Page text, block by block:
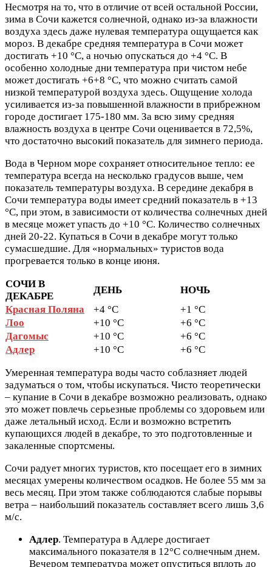
Несмотря на то, что в отличие от всей остальной России,
зима в Сочи кажется солнечной, однако из-за влажности
воздуха здесь даже нулевая температура ощущается как
мороз. В декабре средняя температура в Сочи может
достигать +10 °C, а ночью опускаться до +4 °C. В
особенно холодные дни температура при чистом небе
может достигать +6+8 °C, что можно считать самой
низкой температурой воздуха здесь. Ощущение холода
усиливается из-за повышенной влажности в прибрежном
городе достигает 175-180 мм. За всю зиму средняя
влажность воздуха в центре Сочи оценивается в 72,5%,
что достаточно высокий показатель для зимнего периода.
Вода в Черном море сохраняет относительное тепло: ее
температура всегда на несколько градусов выше, чем
показатель температуры воздуха. В середине декабря в
Сочи температура воды имеет средний показатель в +13
°C, при этом, в зависимости от количества солнечных дней
в месяце может упасть до +10 °C. Количество солнечных
дней 20-22. Купаться в Сочи в декабре могут только
сумасшедшие. Для «нормальных» туристов вода
прогревается только в конце июня.
СОЧИ В
ДЕКАБРЕ
ДЕНЬ
НОЧЬ
Красная Поляна
+4 °C
+1 °C
Лоо
+10 °C
+6 °C
Дагомыс
+10 °C
+6 °C
Адлер
+10 °C
+6 °C
Умеренная температура воды часто соблазняет людей
задуматься о том, чтобы искупаться. Чисто теоретически
– купание в Сочи в декабре возможно реализовать, однако
это может повлечь серьезные проблемы со здоровьем или
даже летальный исход. Если и возможно встретить
купающихся людей в декабре, то это подготовленные и
закаленные спортсмены.
Сочи радует многих туристов, кто посещает его в зимних
месяцах умерены количеством осадков. Не более 55 мм за
весь месяц. При этом также соблюдаются слабые порывы
ветра – наибольший показатель составляет всего лишь 3,6
м/с.
Адлер. Температура в Адлере достигает
максимального показателя в 12°C солнечным днем.
Вечером температура может опуститься вплоть до